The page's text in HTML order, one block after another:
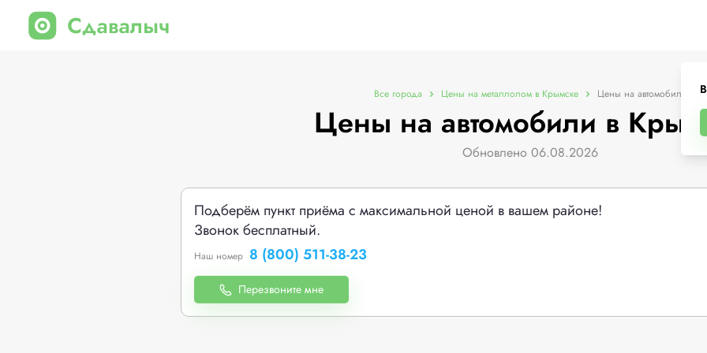
Все города Цены на металлолом в Крымске Цены на автомобили
Цены на автомобили в
Обновлено 06.08.2026
Подберём пункт приёма с максимальной ценой в вашем районе!
Звонок бесплатный.
Наш номер 8 (800) 511-38-23
Перезвоните мне